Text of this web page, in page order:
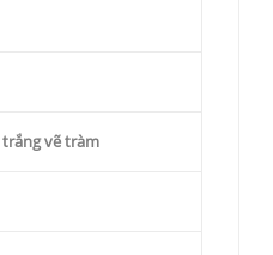
trắng vẽ tràm